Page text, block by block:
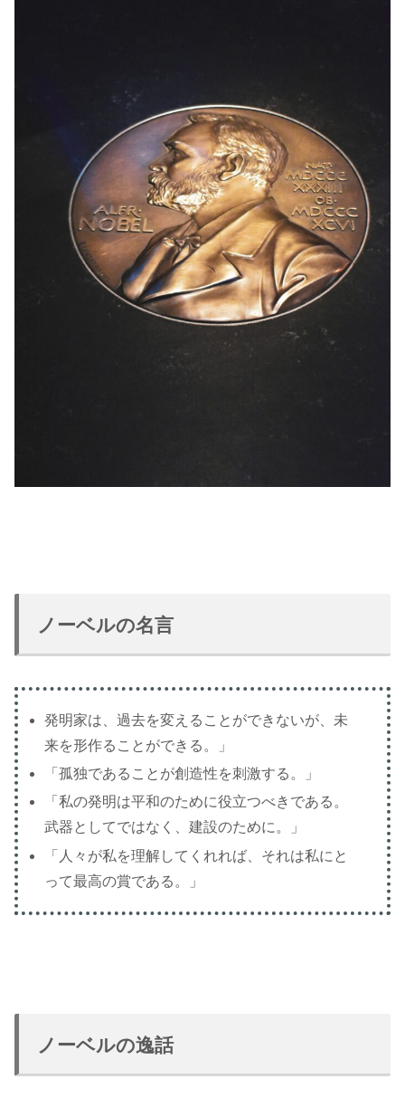
ノーベルの名言
発明家は、過去を変えることができないが、未
来を形作ることができる。」
「孤独であることが創造性を刺激する。」
「私の発明は平和のために役立つべきである。
武器としてではなく、建設のために。」
「人々が私を理解してくれれば、それは私にと
って最高の賞である。」
ノーベルの逸話